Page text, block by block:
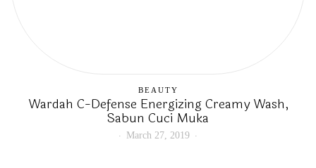
BEAUTY
Wardah C-Defense Energizing Creamy Wash,
Sabun Cuci Muka
March 27, 2019